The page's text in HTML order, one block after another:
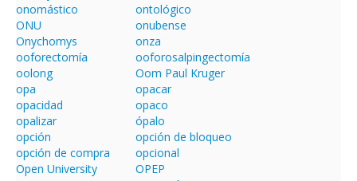
onomástico
ontológico
ONU
onubense
Onychomys
onza
ooforectomía
ooforosalpingectomía
oolong
Oom Paul Kruger
opa
opacar
opacidad
opaco
opalizar
ópalo
opción
opción de bloqueo
opción de compra
opcional
Open University
OPEP